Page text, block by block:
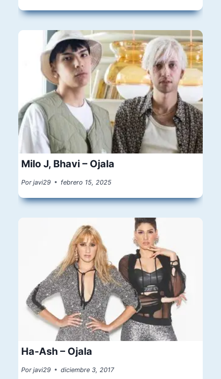
Milo J, Bhavi – Ojala
Por javi29 febrero 15, 2025
Ha-Ash – Ojala
Por javi29 diciembre 3, 2017